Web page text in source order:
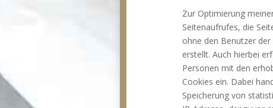
Zur Optimierung
Seitenaufrufes, die
ohne den Benutzer
erstellt. Auch hierbei
Personen mit den
Cookies ein. Dabei
Speicherung von